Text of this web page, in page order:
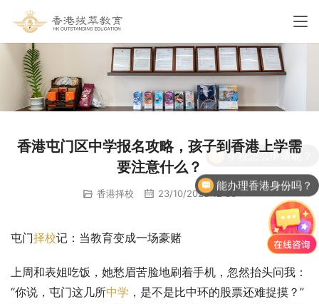
香港屯门区中学报名攻略，孩子到香港上学需
要注意什么？
香港择校 23/10/2025 12:30
屯门择校记：当教育变成一场豪赌
上周和表姐吃饭，她愁眉苦脸地刷着手机，忽然抬头问我：
“你说，屯门这几所中学 ，是不是比中环的股票还难捉摸？”
能办理香港身份吗？